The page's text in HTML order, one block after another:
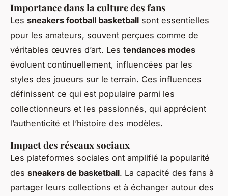
Importance dans la culture des fans
Les sneakers football basketball sont essentielles
pour les amateurs, souvent perçues comme de
véritables œuvres d’art. Les tendances modes
évoluent continuellement, influencées par les
styles des joueurs sur le terrain. Ces influences
définissent ce qui est populaire parmi les
collectionneurs et les passionnés, qui apprécient
l’authenticité et l’histoire des modèles.
Impact des réseaux sociaux
Les plateformes sociales ont amplifié la popularité
des sneakers de basketball. La capacité des fans à
partager leurs collections et à échanger autour des